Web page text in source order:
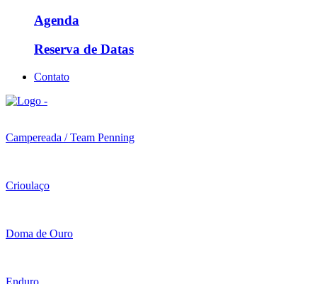
Agenda
Reserva de Datas
Contato
Campereada / Team Penning
Crioulaço
Doma de Ouro
Enduro